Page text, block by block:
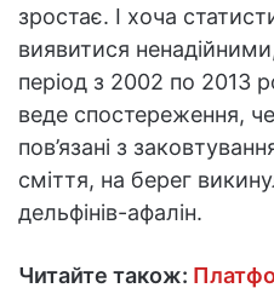
зростає. І хоча
виявитися
період з 2002 по 2013
веде спостереження,
пов’язані з
сміття, на берег
дельфінів-афалін.
Читайте також: